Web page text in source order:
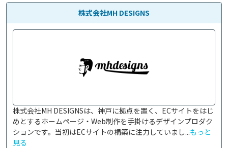
株式会社MH DESIGNS
株式会社MH DESIGNSは、神戸に拠点を置く、ECサイトをはじ
めとするホームページ・Web制作を手掛けるデザインプロダク
ションです。当初はECサイトの構築に注力していまし...もっと
見る